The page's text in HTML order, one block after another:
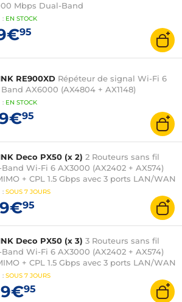
Mbps Dual-Band
: EN STOCK
95
RE900XD Répéteur de signal Wi-Fi 6
AX6000 (AX4804 + AX1148)
: EN STOCK
95
Deco PX50 (x 2) 2 Routeurs sans fil
Wi-Fi 6 AX3000 (AX2402 + AX574)
+ CPL 1.5 Gbps avec 3 ports LAN/WAN
: SOUS 7 JOURS
95
Deco PX50 (x 3) 3 Routeurs sans fil
Wi-Fi 6 AX3000 (AX2402 + AX574)
+ CPL 1.5 Gbps avec 3 ports LAN/WAN
: SOUS 7 JOURS
95